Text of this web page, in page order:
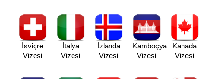
İsviçre
Vizesi
İtalya
Vizesi
İzlanda
Vizesi
Kamboçya
Vizesi
Kanada
Vizesi